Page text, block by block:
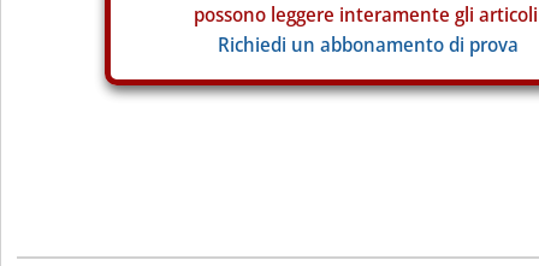
possono leggere interamente gli
Richiedi un abbonamento di prova